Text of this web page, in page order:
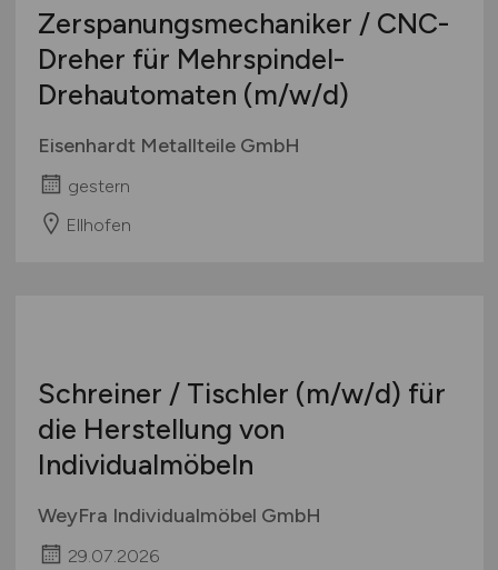
Studentenjobs / Werkstudenten
Ausbildung / Studium
Praktikum
Mecklenburg-Vorpommern
Niedersachsen
Nordrhein-Westfalen
Saarland
Sachsen
Sachsen-Anhalt
Schweiz
International
Zerspanungsmechaniker / CNC-
Dreher für Mehrspindel-
Drehautomaten (m/w/d)
Eisenhardt Metallteile GmbH
gestern
Ellhofen
Schreiner / Tischler
die Herstellung von
Individualmöbeln